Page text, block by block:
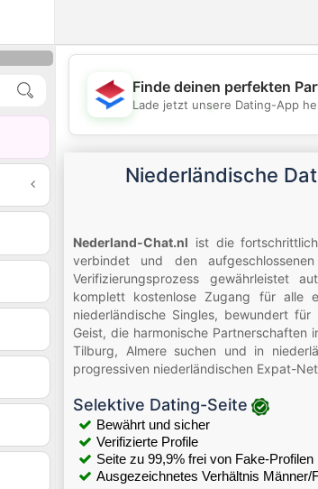
💖
Finde deinen perfekten
Lade jetzt unsere Dating-App
Niederländische
Nederland-Chat.nl ist die
verbindet und den
Verifizierungsprozess gewährleistet
komplett kostenlose Zugang für alle
niederländische Singles, bewundert
Geist, die harmonische Partnerschaften
Tilburg, Almere suchen und in
progressiven niederländischen Expat-
Selektive Dating-Seite
Bewährt und sicher
Verifizierte Profile
Seite zu 99,9% frei von Fake-Profilen
Ausgezeichnetes Verhältnis Männer/